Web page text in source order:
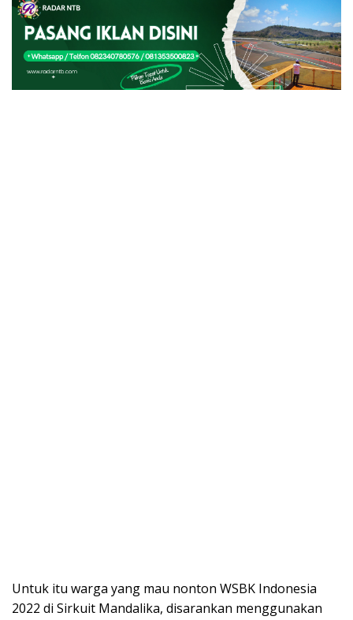
Untuk itu warga yang mau nonton WSBK Indonesia
2022 di Sirkuit Mandalika, disarankan menggunakan